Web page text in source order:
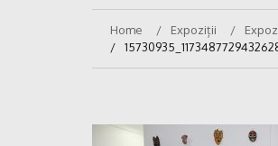
Home Expoziții